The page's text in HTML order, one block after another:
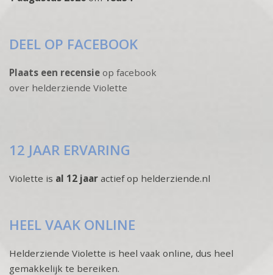
DEEL OP FACEBOOK
Plaats een recensie op facebook
over helderziende Violette
12 JAAR ERVARING
Violette is al 12 jaar actief op helderziende.nl
HEEL VAAK ONLINE
Helderziende Violette is heel vaak online, dus heel
gemakkelijk te bereiken.